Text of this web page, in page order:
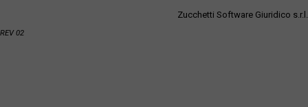
Zucchetti Software Giuridico s.r.l.
REV 02